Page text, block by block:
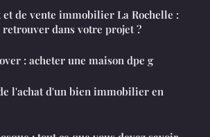
et de vente immobilier La Rochelle :
retrouver dans votre projet ?
: acheter une maison dpe g
l'achat d'un bien immobilier en